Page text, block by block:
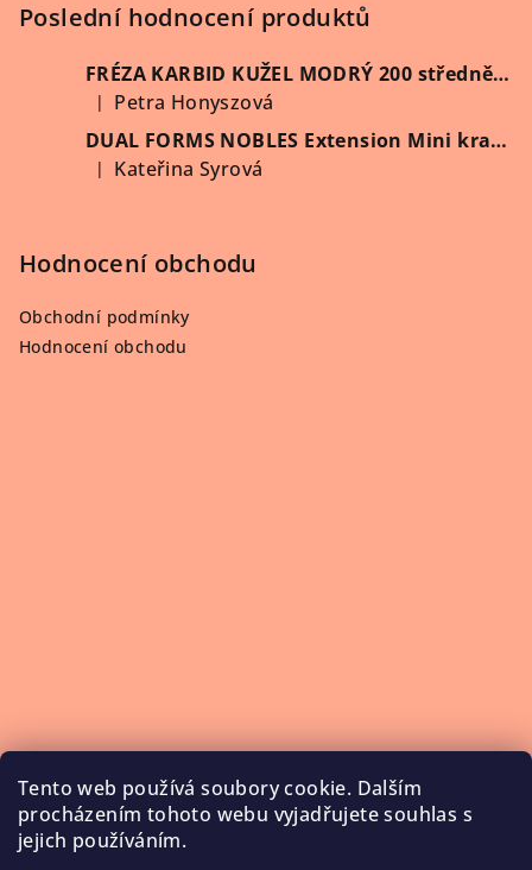
Tento web používá soubory cookie. Dalším
procházením tohoto webu vyjadřujete souhlas s
jejich používáním.
Poslední hodnocení produktů
FRÉZA KARBID KUŽEL MODRÝ 200 středně hrubý (Vybrat průměr)
Hodnocení produktu je 5 z 5 hvězdiček.
|
Petra Honyszová
DUAL FORMS NOBLES Extension Mini kratší 60 ks/krabička
Hodnocení produktu je 5 z 5 hvězdiček.
| Kateřina Syrová
Hodnocení obchodu
Obchodní podmínky
Hodnocení obchodu